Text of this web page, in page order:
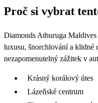
Proč si vybrat
Diamonds Athuruga
luxusu, šnorchlování a klidné
nezapomenutelný zážitek v
Krásný korálový útes
Lázeňské centrum